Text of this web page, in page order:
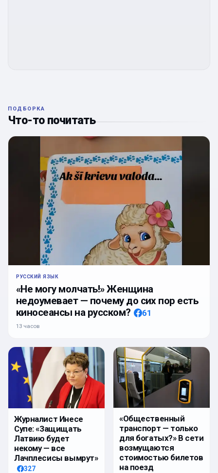
ПОДБОРКА
Что-то почитать
РУССКИЙ ЯЗЫК
«Не могу молчать!» Женщина
недоумевает — почему до сих пор есть
киносеансы на русском?
61
13 часов
Журналист Инесе
Супе: «Защищать
Латвию будет
некому — все
Лачплесисы вымрут»
327
«Общественный
транспорт — только
для богатых?» В сети
возмущаются
стоимостью билетов
на поезд